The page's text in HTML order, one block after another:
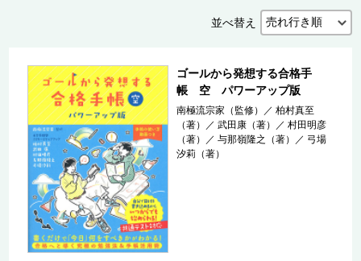
並べ替え
ゴールから発想する合格手
帳 空 パワーアップ版
南極流宗家（監修） ／柏村真至
（著）
／武田康（著） ／村田明彦
（著）
／与那嶺隆之（著） ／ 弓場
汐莉（著）